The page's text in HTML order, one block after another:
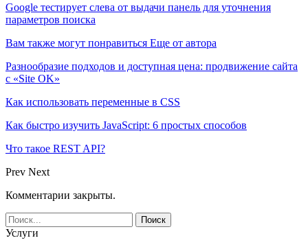
Google тестирует слева от выдачи панель для уточнения
параметров поиска
Вам также могут понравиться Еще от автора
Разнообразие подходов и доступная цена: продвижение сайта
с «Site OK»
Как использовать переменные в CSS
Как быстро изучить JavaScript: 6 простых способов
Что такое REST API?
Prev Next
Комментарии закрыты.
Услуги